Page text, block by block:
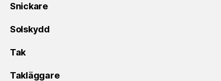
Snickare
Solskydd
Tak
Takläggare